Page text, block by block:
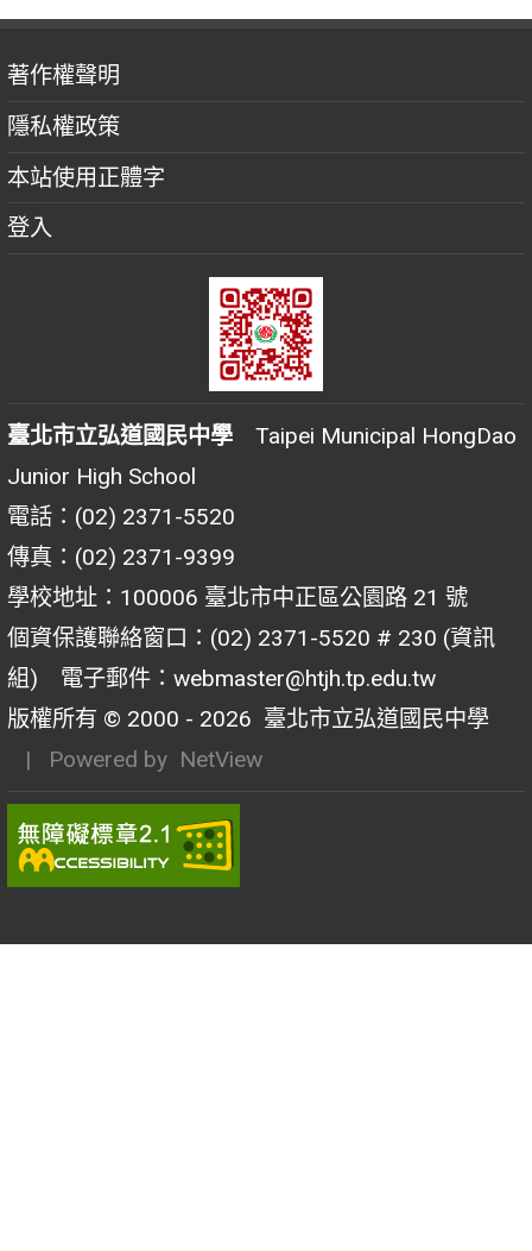
著作權聲明
隱私權政策
本站使用正體字
登入
臺北市立弘道國民中學 Taipei Municipal HongDao
Junior High School
電話：(02) 2371-5520
傳真：(02) 2371-9399
學校地址：100006 臺北市中正區公園路 21 號
個資保護聯絡窗口：(02) 2371-5520 # 230 (資訊
組) 電子郵件：webmaster@htjh.tp.edu.tw
版權所有 © 2000 - 2026 臺北市立弘道國民中學
| Powered by NetView